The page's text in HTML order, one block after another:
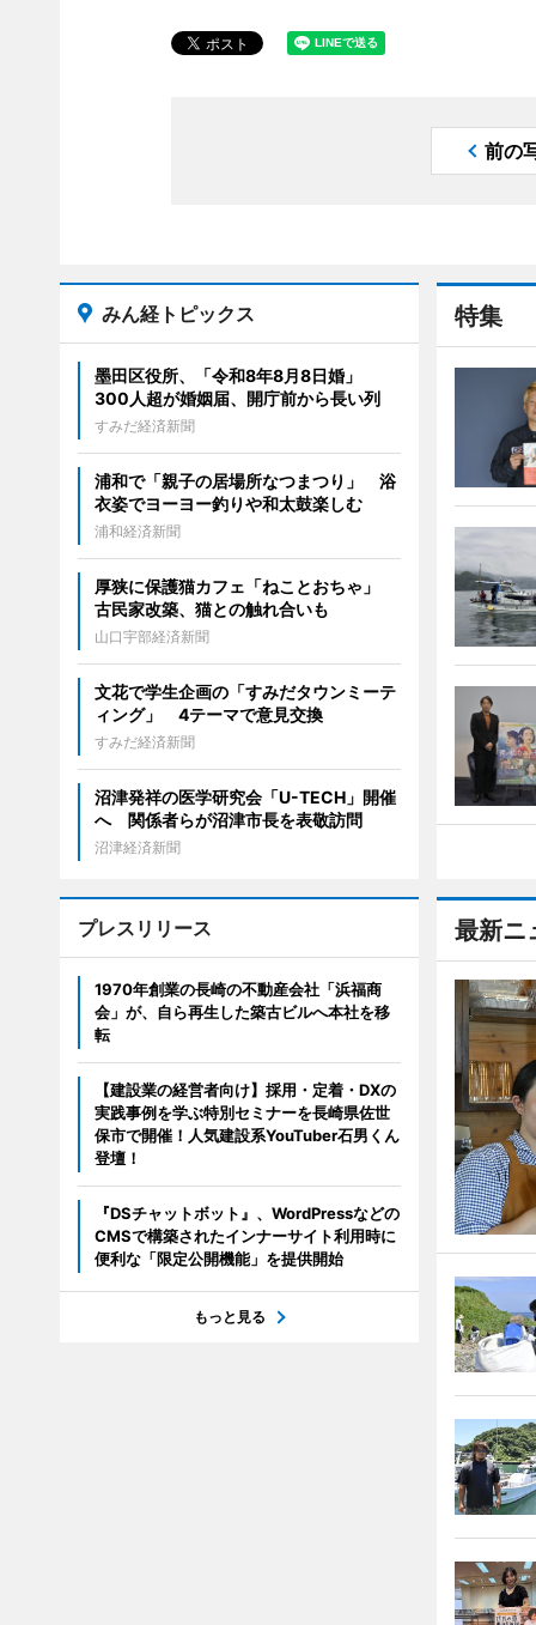
前の
特集
最新ニ
みん経トピックス
墨田区役所、「令和8年8月8日婚」
300人超が婚姻届、開庁前から長い列
すみだ経済新聞
浦和で「親子の居場所なつまつり」 浴
衣姿でヨーヨー釣りや和太鼓楽しむ
浦和経済新聞
厚狭に保護猫カフェ「ねことおちゃ」
古民家改築、猫との触れ合いも
山口宇部経済新聞
文花で学生企画の「すみだタウンミーテ
ィング」 4テーマで意見交換
すみだ経済新聞
沼津発祥の医学研究会「U-TECH」開催
へ 関係者らが沼津市長を表敬訪問
沼津経済新聞
プレスリリース
1970年創業の長崎の不動産会社「浜福商
会」が、自ら再生した築古ビルへ本社を移
転
【建設業の経営者向け】採用・定着・DXの
実践事例を学ぶ特別セミナーを長崎県佐世
保市で開催！人気建設系YouTuber石男くん
登壇！
『DSチャットボット』、WordPressなどの
CMSで構築されたインナーサイト利用時に
便利な「限定公開機能」を提供開始
もっと見る